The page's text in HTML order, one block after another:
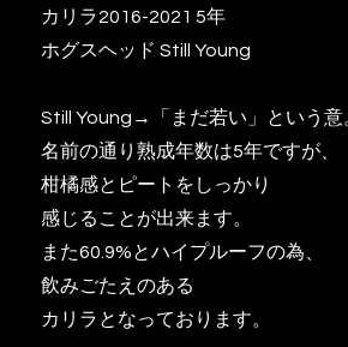
カリラ2016-2021 5年
ホグスヘッド Still Young
Still Young→「まだ若い」という意
名前の通り熟成年数は5年ですが、
柑橘感とピートをしっかり
感じることが出来ます。
また60.9%とハイプルーフの為、
飲みごたえのある
カリラとなっております。